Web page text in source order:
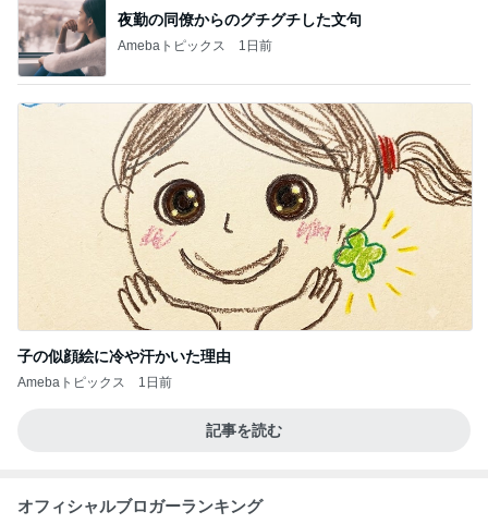
夜勤の同僚からのグチグチした文句
Amebaトピックス 1日前
子の似顔絵に冷や汗かいた理由
Amebaトピックス 1日前
記事を読む
オフィシャルブロガーランキング